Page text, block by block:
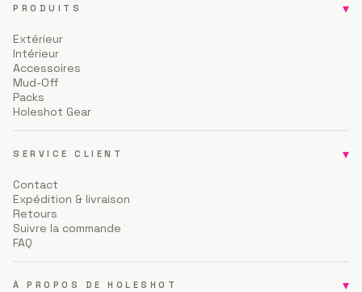
PRODUITS ▾
Extérieur
Intérieur
Accessoires
Mud-Off
Packs
Holeshot Gear
SERVICE CLIENT ▾
Contact
Expédition & livraison
Retours
Suivre la commande
FAQ
À PROPOS DE HOLESHOT ▾